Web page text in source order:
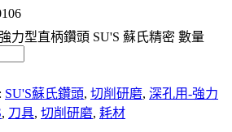
力型直柄鑽頭 SU'S 蘇氏精密 數量
SU'S蘇氏鑽頭, 切削研磨, 深孔用-強力
, 刀具, 切削研磨, 耗材